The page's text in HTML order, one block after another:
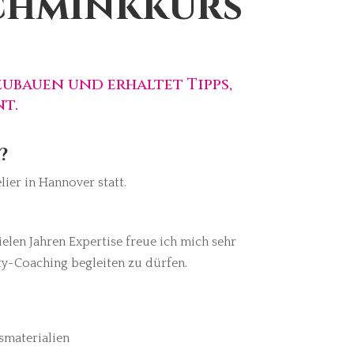
und erhaltet Tipps,
in Hannover statt.
Jahren Expertise freue ich mich sehr
Coaching begleiten zu dürfen.